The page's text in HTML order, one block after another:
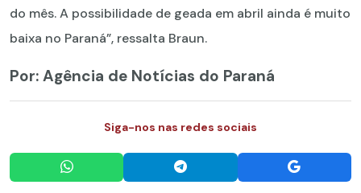
do mês. A possibilidade de geada em abril ainda é muito
baixa no Paraná”, ressalta Braun.
Por: Agência de Notícias do Paraná
Siga-nos nas redes sociais